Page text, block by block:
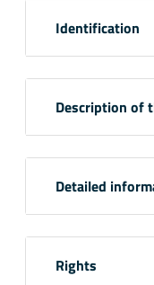
Identification
Description of
Detailed
Rights